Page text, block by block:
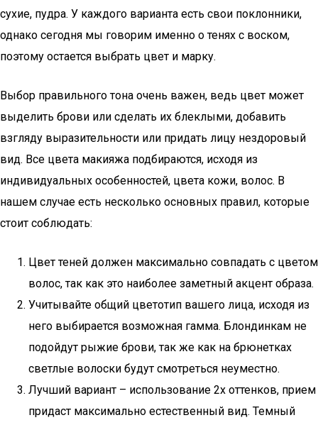
сухие, пудра. У каждого варианта есть свои поклонники,
однако сегодня мы говорим именно о тенях с воском,
поэтому остается выбрать цвет и марку.
Выбор правильного тона очень важен, ведь цвет может
выделить брови или сделать их блеклыми, добавить
взгляду выразительности или придать лицу нездоровый
вид. Все цвета макияжа подбираются, исходя из
индивидуальных особенностей, цвета кожи, волос. В
нашем случае есть несколько основных правил, которые
стоит соблюдать:
Цвет теней должен максимально совпадать с цветом
волос, так как это наиболее заметный акцент образа.
Учитывайте общий цветотип вашего лица, исходя из
него выбирается возможная гамма. Блондинкам не
подойдут рыжие брови, так же как на брюнетках
светлые волоски будут смотреться неуместно.
Лучший вариант – использование 2х оттенков, прием
придаст максимально естественный вид. Темный